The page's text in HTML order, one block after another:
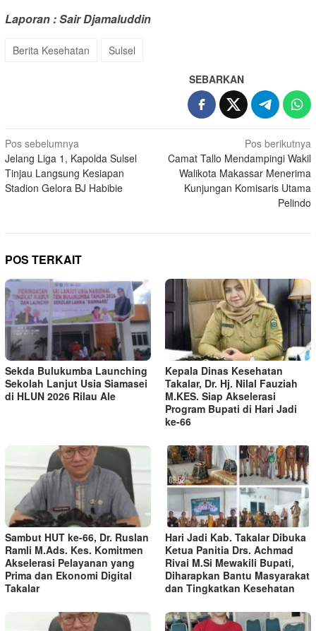
Laporan : Sair Djamaluddin
Berita Kesehatan Sulsel
SEBARKAN
Navigasi
pos
Pos sebelumnya
Jelang Liga 1, Kapolda Sulsel
Tinjau Langsung Kesiapan
Stadion Gelora BJ Habibie
Pos berikutnya
Camat Tallo Mendampingi Wakil
Walikota Makassar Menerima
Kunjungan Komisaris Utama
Pelindo
POS TERKAIT
Sekda Bulukumba Launching
Sekolah Lanjut Usia Siamasei
di HLUN 2026 Rilau Ale
Kepala Dinas Kesehatan
Takalar, Dr. Hj. Nilal Fauziah
M.KES. Siap Akselerasi
Program Bupati di Hari Jadi
ke-66
Sambut HUT ke-66, Dr. Ruslan
Ramli M.Ads. Kes. Komitmen
Akselerasi Pelayanan yang
Prima dan Ekonomi Digital
Takalar
Hari Jadi Kab. Takalar Dibuka
Ketua Panitia Drs. Achmad
Rivai M.Si Mewakili Bupati,
Diharapkan Bantu Masyarakat
dan Tingkatkan Kesehatan